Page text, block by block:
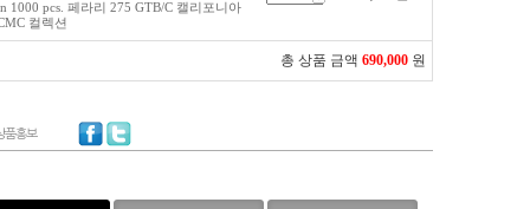
1000 pcs. 페라리 275 GTB/C 캘리포니아
컬렉션
총 상품 금액 690,000 원
품홍보